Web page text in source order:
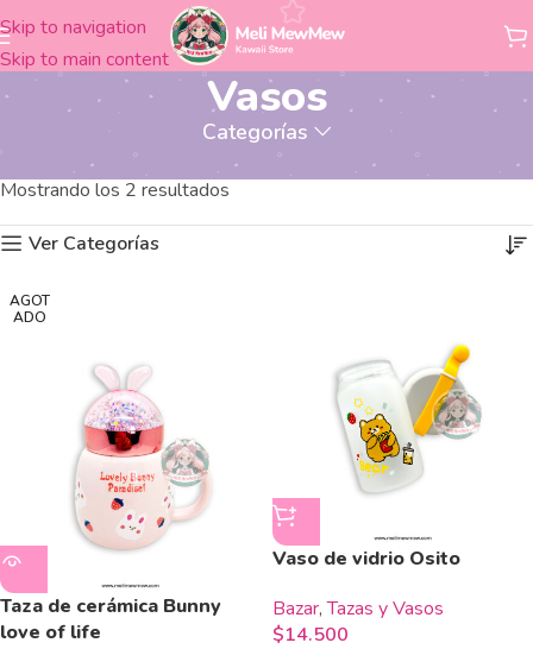
Skip to navigation
Skip to main content
Vasos
Categorías
Productos etiquetados “Vasos”
Mostrando los 2 resultados
Ver Categorías
AGOT
ADO
Taza de cerámica Bunny
love of life
Vaso de vidrio Osito
Bazar, Tazas y Vasos
$14.500